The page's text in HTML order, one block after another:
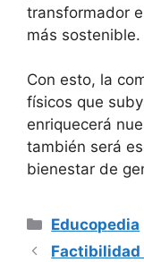
transformador
más sostenible.
Con esto, la
físicos que
enriquecerá
también será
bienestar de
Categorías
Educopedia